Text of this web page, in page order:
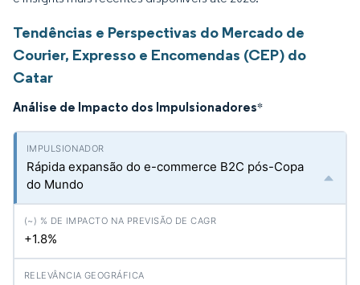
Tendências e Perspectivas do Mercado de
Courier, Expresso e Encomendas (CEP) do
Catar
Análise de Impacto dos Impulsionadores*
Rápida expansão do e-commerce B2C pós-Copa
do Mundo
+1.8%